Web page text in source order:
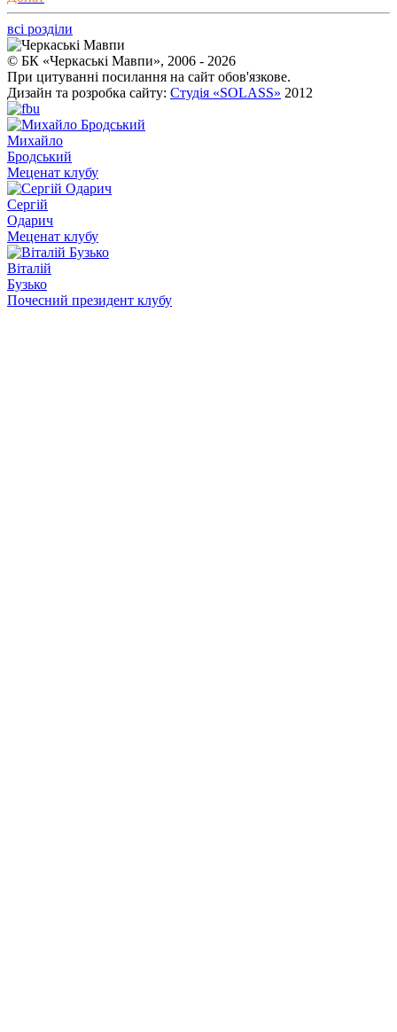
всі розділи
© БК «Черкаські Мавпи», 2006 - 2026
При цитуванні посилання на сайт обов'язкове.
Дизайн та розробка сайту: Студія «SOLASS» 2012
Михайло
Бродський
Меценат клубу
Сергій
Одарич
Меценат клубу
Віталій
Бузько
Почесний президент клубу